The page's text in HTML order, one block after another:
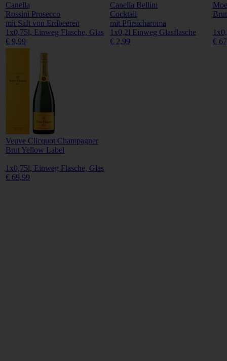
Canella
Rossini Prosecco
mit Saft von Erdbeeren
1x0,75l, Einweg Flasche, Glas
€ 9,99
Canella Bellini
Cocktail
mit Pfirsicharoma
1x0,2l Einweg Glasflasche
€ 2,99
€
Veuve Clicquot Champagner
Brut Yellow Label
1x0,75l, Einweg Flasche, Glas
€ 69,99